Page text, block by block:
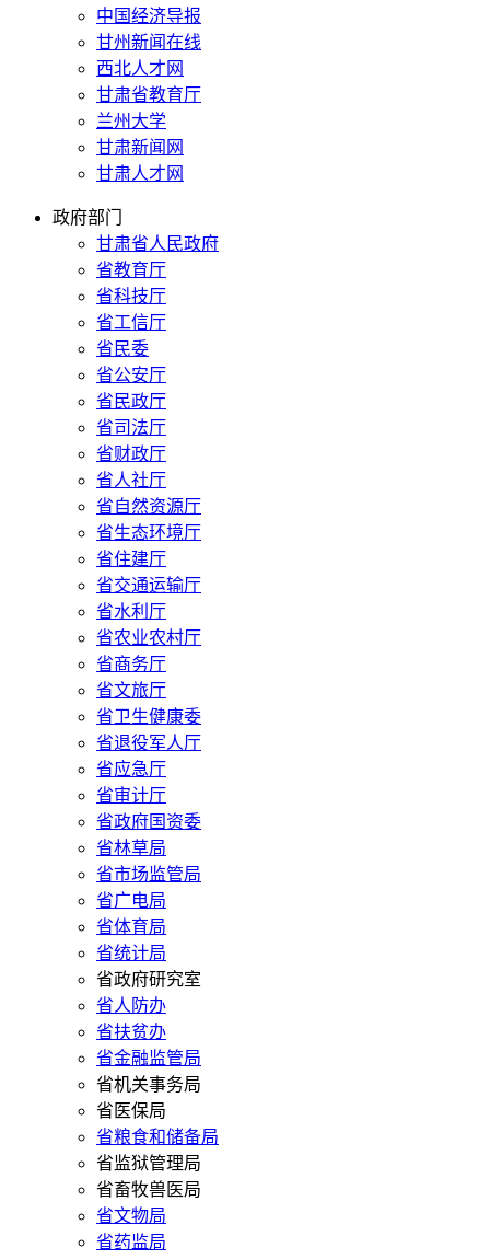
中国经济导报
甘州新闻在线
西北人才网
甘肃省教育厅
兰州大学
甘肃新闻网
甘肃人才网
政府部门
甘肃省人民政府
省教育厅
省科技厅
省工信厅
省民委
省公安厅
省民政厅
省司法厅
省财政厅
省人社厅
省自然资源厅
省生态环境厅
省住建厅
省交通运输厅
省水利厅
省农业农村厅
省商务厅
省文旅厅
省卫生健康委
省退役军人厅
省应急厅
省审计厅
省政府国资委
省林草局
省市场监管局
省广电局
省体育局
省统计局
省政府研究室
省人防办
省扶贫办
省金融监管局
省机关事务局
省医保局
省粮食和储备局
省监狱管理局
省畜牧兽医局
省文物局
省药监局